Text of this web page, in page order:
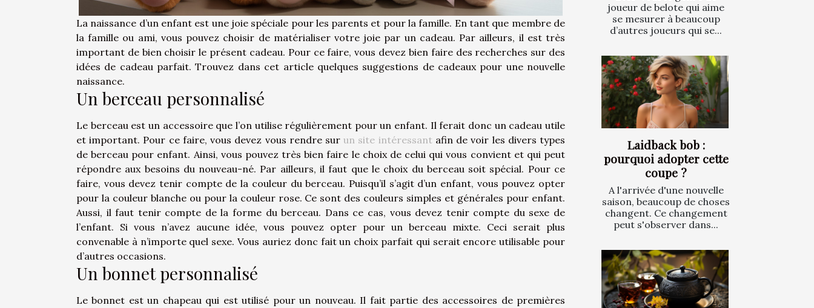
La naissance d’un enfant est une joie spéciale pour les parents et pour la famille. En tant que membre de
la famille ou ami, vous pouvez choisir de matérialiser votre joie par un cadeau. Par ailleurs, il est très
important de bien choisir le présent cadeau. Pour ce faire, vous devez bien faire des recherches sur des
idées de cadeau parfait. Trouvez dans cet article quelques suggestions de cadeaux pour une nouvelle
naissance.
Un berceau personnalisé
Le berceau est un accessoire que l’on utilise régulièrement pour un enfant. Il ferait donc un cadeau utile
et important. Pour ce faire, vous devez vous rendre surun site intéressantafin de voir les divers types
de berceau pour enfant. Ainsi, vous pouvez très bien faire le choix de celui qui vous convient et qui peut
répondre aux besoins du nouveau-né. Par ailleurs, il faut que le choix du berceau soit spécial. Pour ce
faire, vous devez tenir compte de la couleur du berceau. Puisqu’il s’agit d’un enfant, vous pouvez opter
pour la couleur blanche ou pour la couleur rose. Ce sont des couleurs simples et générales pour enfant.
Aussi, il faut tenir compte de la forme du berceau. Dans ce cas, vous devez tenir compte du sexe de
l’enfant. Si vous n’avez aucune idée, vous pouvez opter pour un berceau mixte. Ceci serait plus
convenable à n’importe quel sexe. Vous auriez donc fait un choix parfait qui serait encore utilisable pour
d’autres occasions.
Un bonnet personnalisé
Le bonnet est un chapeau qui est utilisé pour un nouveau. Il fait partie des accessoires de premières
joueur de belote qui aime
se mesurer à beaucoup
d’autres joueurs qui se...
Laidback bob :
pourquoi adopter cette
coupe ?
A l'arrivée d'une nouvelle
saison, beaucoup de choses
changent. Ce changement
peut s'observer dans...